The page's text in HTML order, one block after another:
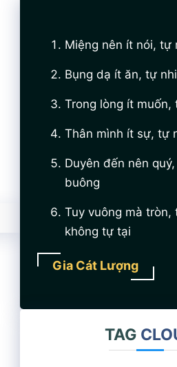
Miệng nên ít nói, tự
Bụng dạ ít ăn, tự
Trong lòng ít muốn,
Thân mình ít sự, tự
Duyên đến nên
buông
Tuy vuông mà tròn,
không tự tại
Gia Cát Lượng
TAG